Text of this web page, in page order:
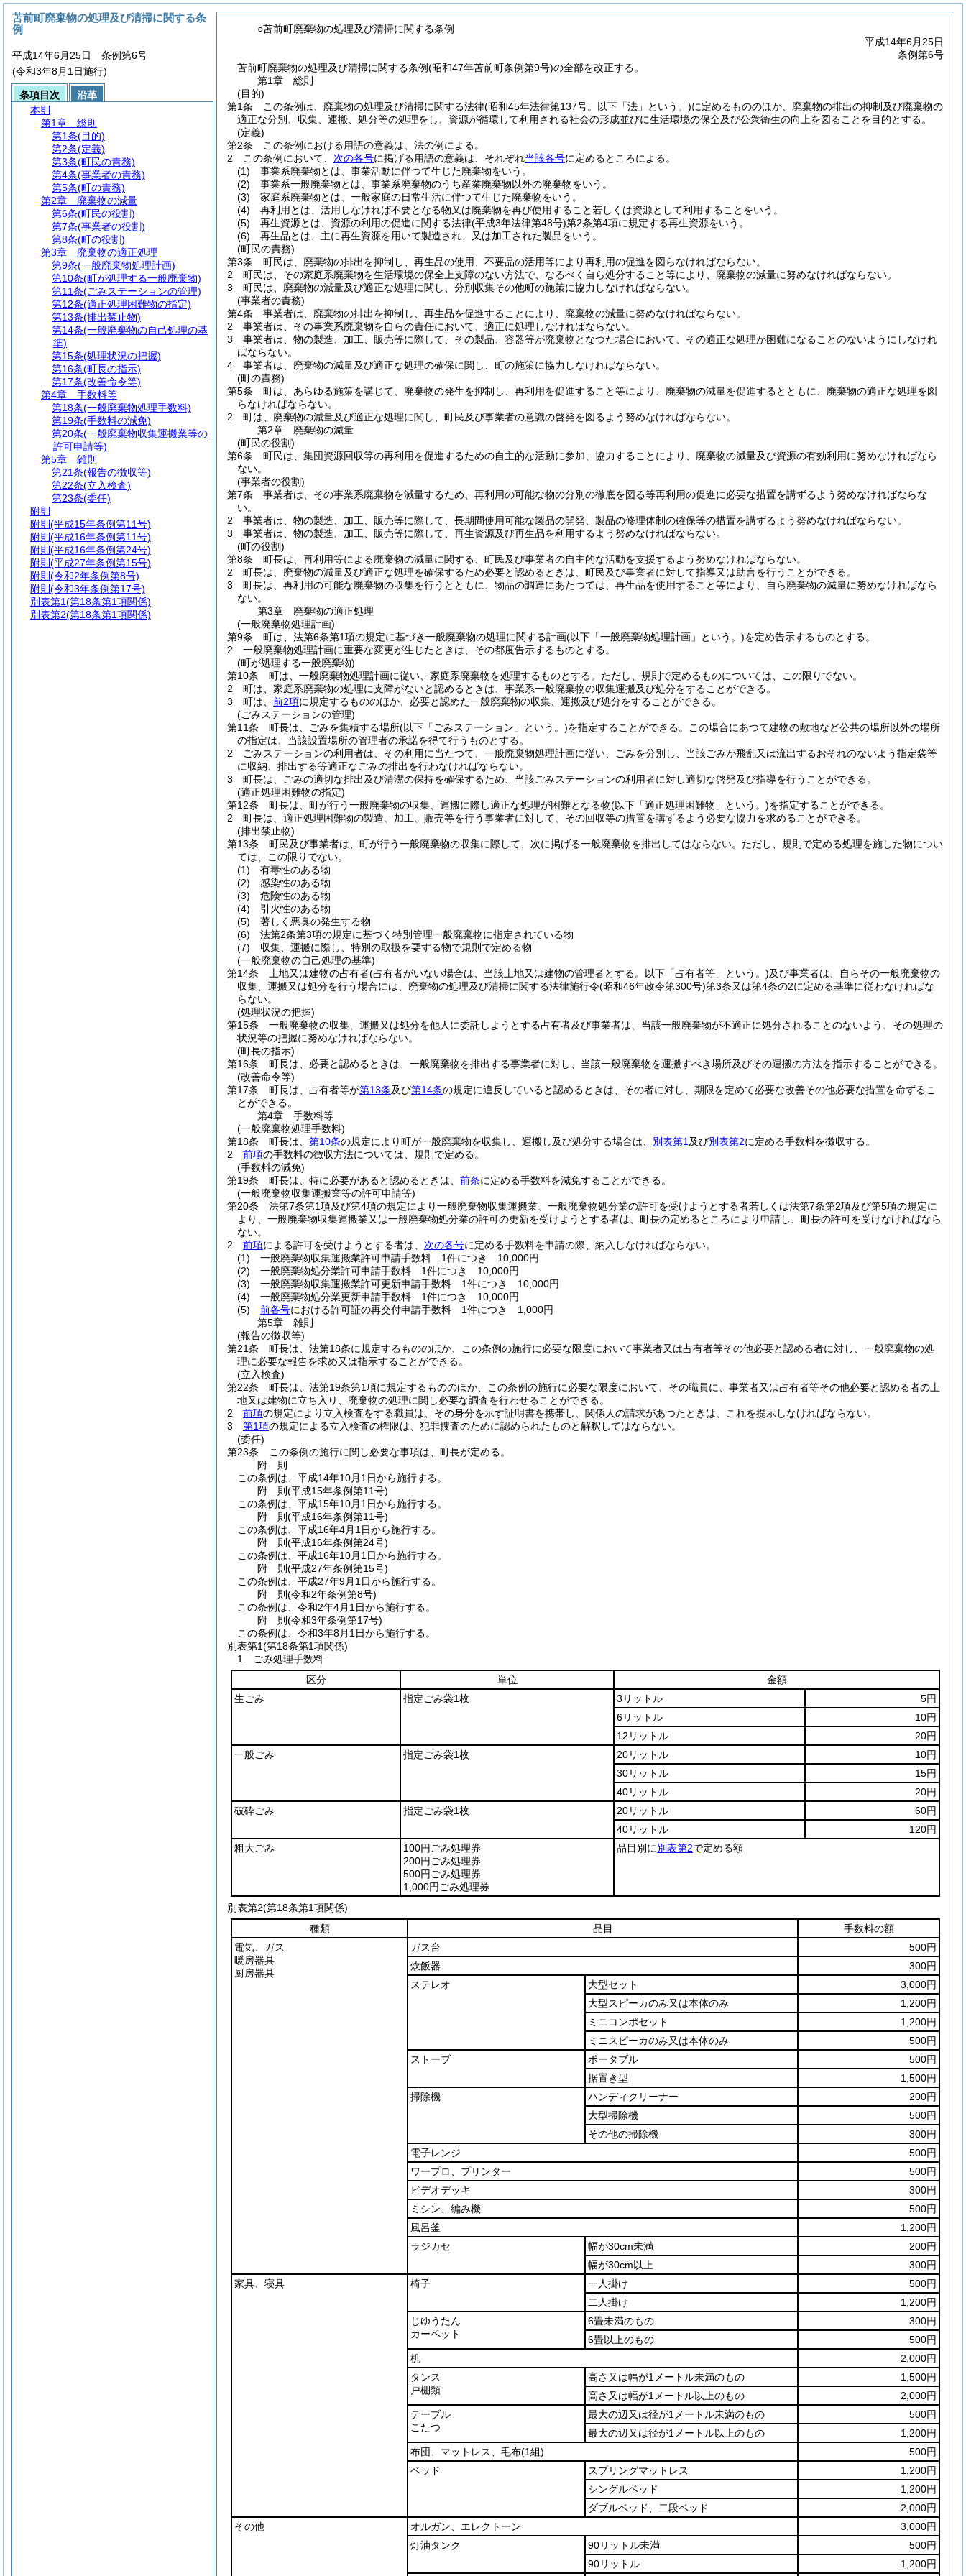
○苫前町廃棄物の処理及び清掃に関する条例
平成14年6月25日
条例第6号
苫前町廃棄物の処理及び清掃に関する条例(昭和47年苫前町条例第9号)の全部を改正する。
第1章
総則
(目的)
第1条
この条例は、廃棄物の処理及び清掃に関する法律(昭和45年法律第137号。以下「法」という。)に定めるもののほか、廃棄物の排出の抑制及び廃棄物の
適正な分別、収集、運搬、処分等の処理をし、資源が循環して利用される社会の形成並びに生活環境の保全及び公衆衛生の向上を図ることを目的とする。
(定義)
第2条
この条例における用語の意義は、法の例による。
2
この条例において、 次の各号に掲げる用語の意義は、それぞれ当該各号に定めるところによる。
(1)
事業系廃棄物とは、事業活動に伴つて生じた廃棄物をいう。
(2)
事業系一般廃棄物とは、事業系廃棄物のうち産業廃棄物以外の廃棄物をいう。
(3)
家庭系廃棄物とは、一般家庭の日常生活に伴つて生じた廃棄物をいう。
(4)
再利用とは、活用しなければ不要となる物又は廃棄物を再び使用すること若しくは資源として利用することをいう。
(5)
再生資源とは、資源の利用の促進に関する法律(平成3年法律第48号)第2条第4項に規定する再生資源をいう。
(6)
再生品とは、主に再生資源を用いて製造され、又は加工された製品をいう。
(町民の責務)
第3条
町民は、廃棄物の排出を抑制し、再生品の使用、不要品の活用等により再利用の促進を図らなければならない。
2
町民は、その家庭系廃棄物を生活環境の保全上支障のない方法で、なるべく自ら処分すること等により、廃棄物の減量に努めなければならない。
3
町民は、廃棄物の減量及び適正な処理に関し、分別収集その他町の施策に協力しなければならない。
(事業者の責務)
第4条
事業者は、廃棄物の排出を抑制し、再生品を促進することにより、廃棄物の減量に努めなければならない。
2
事業者は、その事業系廃棄物を自らの責任において、適正に処理しなければならない。
3
事業者は、物の製造、加工、販売等に際して、その製品、容器等が廃棄物となつた場合において、その適正な処理が困難になることのないようにしなけれ
ばならない。
4
事業者は、廃棄物の減量及び適正な処理の確保に関し、町の施策に協力しなければならない。
(町の責務)
第5条
町は、あらゆる施策を講じて、廃棄物の発生を抑制し、再利用を促進すること等により、廃棄物の減量を促進するとともに、廃棄物の適正な処理を図
らなければならない。
2
町は、廃棄物の減量及び適正な処理に関し、町民及び事業者の意識の啓発を図るよう努めなければならない。
第2章
廃棄物の減量
(町民の役割)
第6条
町民は、集団資源回収等の再利用を促進するための自主的な活動に参加、協力することにより、廃棄物の減量及び資源の有効利用に努めなければなら
ない。
(事業者の役割)
第7条
事業者は、その事業系廃棄物を減量するため、再利用の可能な物の分別の徹底を図る等再利用の促進に必要な措置を講ずるよう努めなければならな
い。
2
事業者は、物の製造、加工、販売等に際して、長期間使用可能な製品の開発、製品の修理体制の確保等の措置を講ずるよう努めなければならない。
3
事業者は、物の製造、加工、販売等に際して、再生資源及び再生品を利用するよう努めなければならない。
(町の役割)
第8条
町長は、再利用等による廃棄物の減量に関する、町民及び事業者の自主的な活動を支援するよう努めなければならない。
2
町長は、廃棄物の減量及び適正な処理を確保するため必要と認めるときは、町民及び事業者に対して指導又は助言を行うことができる。
3
町長は、再利用の可能な廃棄物の収集を行うとともに、物品の調達にあたつては、再生品を使用すること等により、自ら廃棄物の減量に努めなければなら
ない。
第3章
廃棄物の適正処理
(一般廃棄物処理計画)
第9条
町は、法第6条第1項の規定に基づき一般廃棄物の処理に関する計画(以下「一般廃棄物処理計画」という。)を定め告示するものとする。
2
一般廃棄物処理計画に重要な変更が生じたときは、その都度告示するものとする。
(町が処理する一般廃棄物)
第10条
町は、一般廃棄物処理計画に従い、家庭系廃棄物を処理するものとする。 ただし、規則で定めるものについては、この限りでない。
2
町は、家庭系廃棄物の処理に支障がないと認めるときは、事業系一般廃棄物の収集運搬及び処分をすることができる。
3
町は、 前2項に規定するもののほか、必要と認めた一般廃棄物の収集、運搬及び処分をすることができる。
(ごみステーションの管理)
第11条
町長は、ごみを集積する場所(以下「ごみステーション」という。)を指定することができる。
この場合にあつて建物の敷地など公共の場所以外の場所
の指定は、当該設置場所の管理者の承諾を得て行うものとする。
2
ごみステーションの利用者は、その利用に当たつて、一般廃棄物処理計画に従い、ごみを分別し、当該ごみが飛乱又は流出するおそれのないよう指定袋等
に収納、排出する等適正なごみの排出を行わなければならない。
3
町長は、ごみの適切な排出及び清潔の保持を確保するため、当該ごみステーションの利用者に対し適切な啓発及び指導を行うことができる。
(適正処理困難物の指定)
第12条
町長は、町が行う一般廃棄物の収集、運搬に際し適正な処理が困難となる物(以下「適正処理困難物」という。)を指定することができる。
2
町長は、適正処理困難物の製造、加工、販売等を行う事業者に対して、その回収等の措置を講ずるよう必要な協力を求めることができる。
(排出禁止物)
第13条
町民及び事業者は、町が行う一般廃棄物の収集に際して、次に掲げる一般廃棄物を排出してはならない。 ただし、規則で定める処理を施した物につい
ては、この限りでない。
(1)
有毒性のある物
(2)
感染性のある物
(3)
危険性のある物
(4)
引火性のある物
(5)
著しく悪臭の発生する物
(6)
法第2条第3項の規定に基づく特別管理一般廃棄物に指定されている物
(7)
収集、運搬に際し、特別の取扱を要する物で規則で定める物
(一般廃棄物の自己処理の基準)
第14条
土地又は建物の占有者(占有者がいない場合は、当該土地又は建物の管理者とする。以下「占有者等」という。)及び事業者は、自らその一般廃棄物の
収集、運搬又は処分を行う場合には、廃棄物の処理及び清掃に関する法律施行令(昭和46年政令第300号)第3条又は第4条の2に定める基準に従わなければな
らない。
(処理状況の把握)
第15条
一般廃棄物の収集、運搬又は処分を他人に委託しようとする占有者及び事業者は、当該一般廃棄物が不適正に処分されることのないよう、その処理の
状況等の把握に努めなければならない。
(町長の指示)
第16条
町長は、必要と認めるときは、一般廃棄物を排出する事業者に対し、当該一般廃棄物を運搬すべき場所及びその運搬の方法を指示することができる。
(改善命令等)
第17条
町長は、占有者等が第13条及び第14条の規定に違反していると認めるときは、その者に対し、期限を定めて必要な改善その他必要な措置を命ずるこ
とができる。
第4章
手数料等
(一般廃棄物処理手数料)
第18条
町長は、 第10条の規定により町が一般廃棄物を収集し、運搬し及び処分する場合は、 別表第1 及び別表第2に定める手数料を徴収する。
2
前項の手数料の徴収方法については、規則で定める。
(手数料の減免)
第19条
町長は、特に必要があると認めるときは、 前条に定める手数料を減免することができる。
(一般廃棄物収集運搬業等の許可申請等)
第20条
法第7条第1項及び第4項の規定により一般廃棄物収集運搬業、一般廃棄物処分業の許可を受けようとする者若しくは法第7条第2項及び第5項の規定に
より、一般廃棄物収集運搬業又は一般廃棄物処分業の許可の更新を受けようとする者は、町長の定めるところにより申請し、町長の許可を受けなければなら
ない。
2
前項による許可を受けようとする者は、 次の各号に定める手数料を申請の際、納入しなければならない。
(1)
一般廃棄物収集運搬業許可申請手数料 1件につき 10,000円
(2)
一般廃棄物処分業許可申請手数料 1件につき 10,000円
(3)
一般廃棄物収集運搬業許可更新申請手数料 1件につき 10,000円
(4)
一般廃棄物処分業更新申請手数料 1件につき 10,000円
(5)
前各号における許可証の再交付申請手数料 1件につき 1,000円
第5章
雑則
(報告の徴収等)
第21条
町長は、法第18条に規定するもののほか、この条例の施行に必要な限度において事業者又は占有者等その他必要と認める者に対し、一般廃棄物の処
理に必要な報告を求め又は指示することができる。
(立入検査)
第22条
町長は、法第19条第1項に規定するもののほか、この条例の施行に必要な限度において、その職員に、事業者又は占有者等その他必要と認める者の土
地又は建物に立ち入り、廃棄物の処理に関し必要な調査を行わせることができる。
2
前項の規定により立入検査をする職員は、その身分を示す証明書を携帯し、関係人の請求があつたときは、これを提示しなければならない。
3
第1項の規定による立入検査の権限は、犯罪捜査のために認められたものと解釈してはならない。
(委任)
第23条
この条例の施行に関し必要な事項は、町長が定める。
附 則
この条例は、平成14年10月1日から施行する。
附 則(平成15年条例第11号)
この条例は、平成15年10月1日から施行する。
附 則(平成16年条例第11号)
この条例は、平成16年4月1日から施行する。
附 則(平成16年条例第24号)
この条例は、平成16年10月1日から施行する。
附 則(平成27年条例第15号)
この条例は、平成27年9月1日から施行する。
附 則(令和2年条例第8号)
この条例は、令和2年4月1日から施行する。
附 則(令和3年条例第17号)
この条例は、令和3年8月1日から施行する。
別表第1(第18条第1項関係)
1 ごみ処理手数料
区分
単位
金額
生ごみ
指定ごみ袋1枚 3リットル
5円
6リットル
10円
12リットル
20円
一般ごみ
指定ごみ袋1枚 20リットル
10円
30リットル
15円
40リットル
20円
破砕ごみ
指定ごみ袋1枚 20リットル
60円
40リットル
120円
粗大ごみ
100円ごみ処理券
200円ごみ処理券
500円ごみ処理券
1,000円ごみ処理券
品目別に別表第2で定める額
別表第2(第18条第1項関係)
種類
品目
手数料の額
電気、ガス
暖房器具
厨房器具
ガス台
500円
炊飯器
300円
ステレオ
大型セット
3,000円
大型スピーカのみ又は本体のみ
1,200円
ミニコンポセット
1,200円
ミニスピーカのみ又は本体のみ
500円
ストーブ
ポータブル
500円
据置き型
1,500円
掃除機
ハンディクリーナー
200円
大型掃除機
500円
その他の掃除機
300円
電子レンジ
500円
ワープロ、プリンター
500円
ビデオデッキ
300円
ミシン、編み機
500円
風呂釜
1,200円
ラジカセ
幅が30cm未満
200円
幅が30cm以上
300円
家具、寝具
椅子 一人掛け
500円
二人掛け
1,200円
じゆうたん
カーペット
6畳未満のもの
300円
6畳以上のもの
500円
机
2,000円
タンス
戸棚類
高さ又は幅が1メートル未満のもの
1,500円
高さ又は幅が1メートル以上のもの
2,000円
テーブル
こたつ
最大の辺又は径が1メートル未満のもの
500円
最大の辺又は径が1メートル以上のもの
1,200円
布団、マットレス、毛布(1組)
500円
ベッド
スプリングマットレス
1,200円
シングルベッド
1,200円
ダブルベッド、二段ベッド
2,000円
その他
オルガン、エレクトーン
3,000円
灯油タンク
90リットル未満
500円
90リットル
1,200円
苫前町廃棄物の処理及び清掃に関する条
例
平成14年6月25日 条例第6号
(令和3年8月1日施行)
条項目次
沿革
本則
第1章
総則
第1条(目的)
第2条(定義)
第3条(町民の責務)
第4条(事業者の責務)
第5条(町の責務)
第2章
廃棄物の減量
第6条(町民の役割)
第7条(事業者の役割)
第8条(町の役割)
第3章
廃棄物の適正処理
第9条(一般廃棄物処理計画)
第10条(町が処理する一般廃棄物)
第11条(ごみステーションの管理)
第12条(適正処理困難物の指定)
第13条(排出禁止物)
第14条(一般廃棄物の自己処理の基
準)
第15条(処理状況の把握)
第16条(町長の指示)
第17条(改善命令等)
第4章
手数料等
第18条(一般廃棄物処理手数料)
第19条(手数料の減免)
第20条(一般廃棄物収集運搬業等の
許可申請等)
第5章
雑則
第21条(報告の徴収等)
第22条(立入検査)
第23条(委任)
附則
附則 (平成15年条例第11号)
附則 (平成16年条例第11号)
附則 (平成16年条例第24号)
附則 (平成27年条例第15号)
附則 (令和2年条例第8号)
附則 (令和3年条例第17号)
別表第1(第18条第1項関係)
別表第2(第18条第1項関係)